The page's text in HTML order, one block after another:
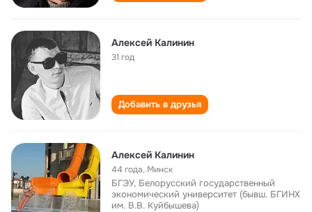
Алексей Калинин
31 год
Добавить в друзья
Алексей Калинин
44 года, Минск
БГЭУ, Белорусский государственный
экономический университет (бывш. БГИНХ
им. В.В. Куйбышева)